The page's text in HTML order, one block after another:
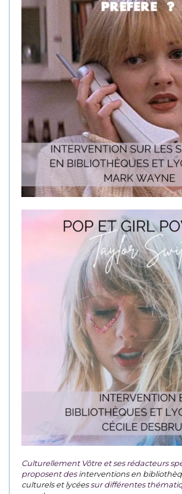
Culturellement Vôtre et ses rédacteurs
proposent desinterventions en
culturels et lycéessur différentes